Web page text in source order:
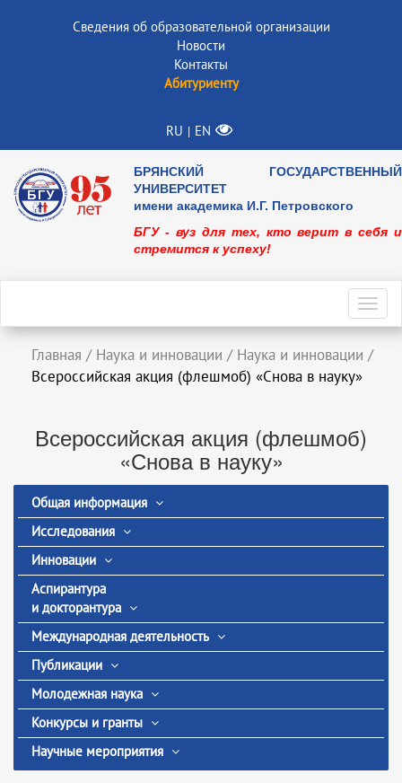
Сведения об образовательной организации
Новости
Контакты
Абитуриенту
RU | EN
БРЯНСКИЙ ГОСУДАРСТВЕННЫЙ
УНИВЕРСИТЕТ
имени академика И.Г. Петровского
БГУ - вуз для тех, кто верит в себя и
стремится к успеху!
Главная / Наука и инновации / Наука и инновации /
Всероссийская акция (флешмоб) «Снова в науку»
Всероссийская акция (флешмоб)
«Снова в науку»
Общая информация
Исследования
Инновации
Аспирантура
и докторантура
Международная деятельность
Публикации
Молодежная наука
Конкурсы и гранты
Научные мероприятия